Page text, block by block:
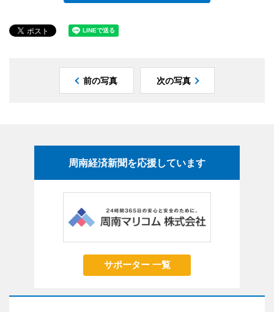
前の写真 次の写真
周南経済新聞を応援しています
サポーター 一覧